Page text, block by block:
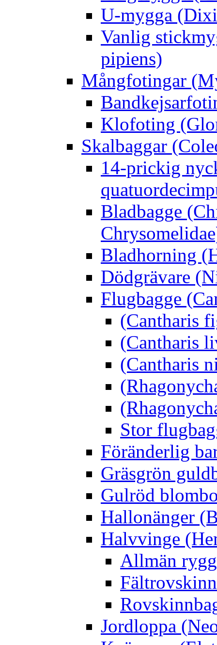
U-mygga
Vanlig
pipiens)
Mångfotingar
Klofoting
Skalbaggar
14-prickig
Bladbagge
Bladhorning
Dödgrävare
Flugbagge
(Cantharis
(Cantharis
(Cantharis
Stor
Föränderlig
Gräsgrön
Gulröd
Hallonänger
Halvvinge
Allmän
Jordloppa